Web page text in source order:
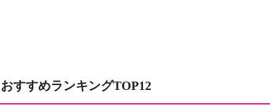
すすめランキングTOP12